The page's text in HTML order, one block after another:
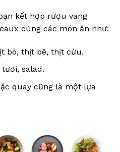
kết hợp rượu vang
cùng các món ăn như:
bò, thịt bê, thịt cừu.
salad.
quay cũng là một lựa